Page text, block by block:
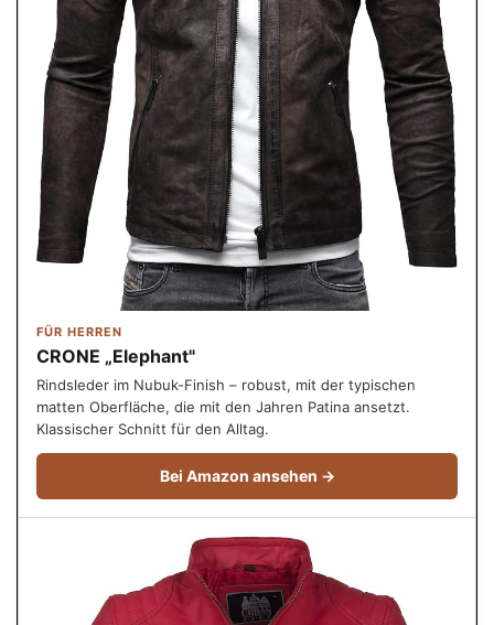
FÜR HERREN
CRONE „Elephant"
Rindsleder im Nubuk-Finish – robust, mit der typischen
matten Oberfläche, die mit den Jahren Patina ansetzt.
Klassischer Schnitt für den Alltag.
Bei Amazon ansehen →